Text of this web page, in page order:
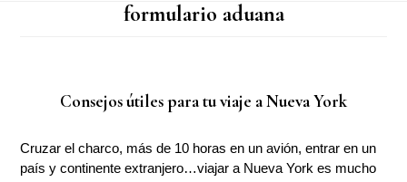
formulario aduana
Consejos útiles para tu viaje a Nueva York
Cruzar el charco, más de 10 horas en un avión, entrar en un
país y continente extranjero…viajar a Nueva York es mucho